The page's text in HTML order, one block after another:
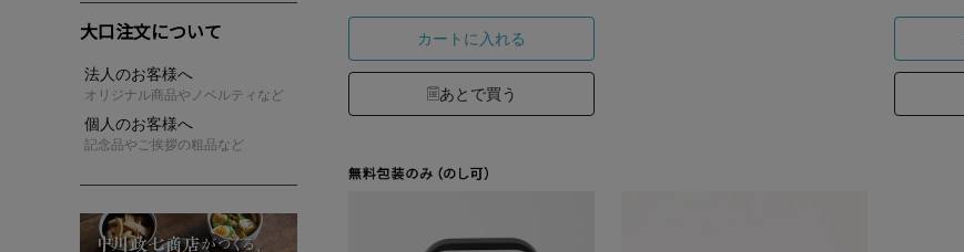
大口注文について
法人のお客様へ
オリジナル商品やノベルティなど
個人のお客様へ
記念品やご挨拶の粗品など
カートに入れる
あとで買う